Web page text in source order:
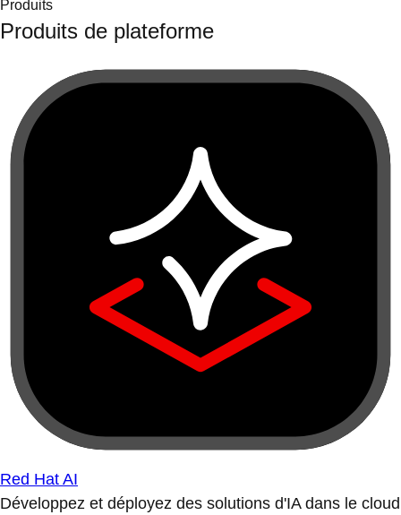
Produits
Produits de plateforme
Red Hat AI
Développez et déployez des solutions d'IA dans le cloud